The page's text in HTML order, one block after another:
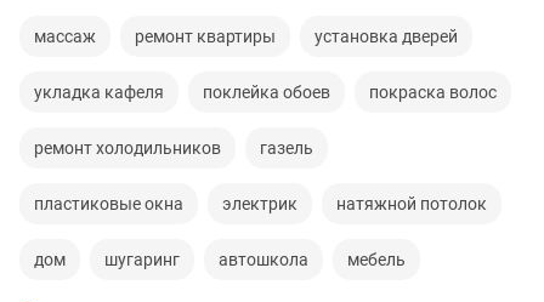
массаж ремонт квартиры установка дверей
укладка кафеля поклейка обоев покраска волос
ремонт холодильников газель
пластиковые окна электрик натяжной потолок
дом шугаринг автошкола мебель